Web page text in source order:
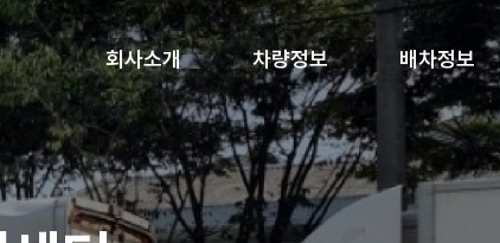
회사소개 차량정보 배차정보